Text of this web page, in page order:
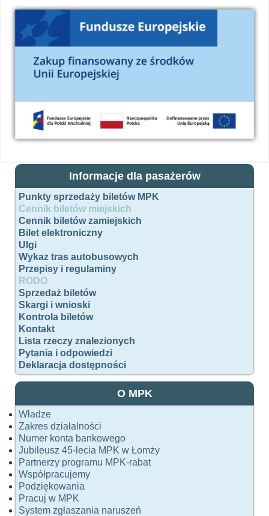
Informacje dla pasażerów
Punkty sprzedaży biletów MPK
Cennik biletów miejskich
Cennik biletów zamiejskich
Bilet elektroniczny
Ulgi
Wykaz tras autobusowych
Przepisy i regulaminy
RODO
Sprzedaż biletów
Skargi i wnioski
Kontrola biletów
Kontakt
Lista rzeczy znalezionych
Pytania i odpowiedzi
Deklaracja dostępności
O MPK
Władze
Zakres działalności
Numer konta bankowego
Jubileusz 45-lecia MPK w Łomży
Partnerzy programu MPK-rabat
Współpracujemy
Podziękowania
Pracuj w MPK
System zgłaszania naruszeń